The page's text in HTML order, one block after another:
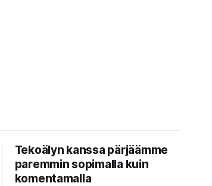
Tekoälyn kanssa pärjäämme
paremmin sopimalla kuin
komentamalla